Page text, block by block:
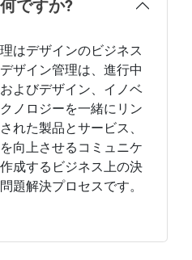
ですか?
はデザインのビジネス
ザイン管理は、進行中
よびデザイン、イノベ
ノロジーを一緒にリン
れた製品とサービス、
向上させるコミュニケ
成するビジネス上の決
題解決プロセスです。